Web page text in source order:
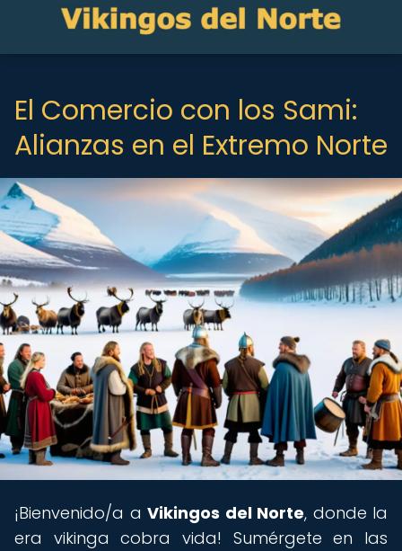
El Comercio con los Sami:
Alianzas en el Extremo Norte
¡Bienvenido/a a Vikingos del Norte, donde la
era vikinga cobra vida! Sumérgete en las